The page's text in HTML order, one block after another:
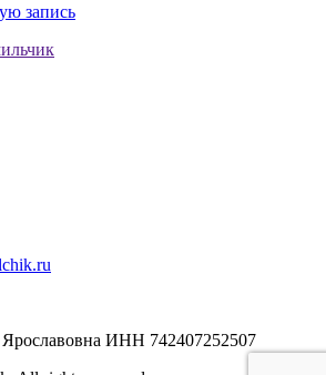
запись
ИНН 742407252507